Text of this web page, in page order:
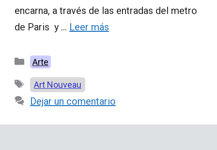
encarna, a través de las entradas del metro
de Paris y … Leer más
Categorías
Arte
Etiquetas
Art Nouveau
Dejar un comentario